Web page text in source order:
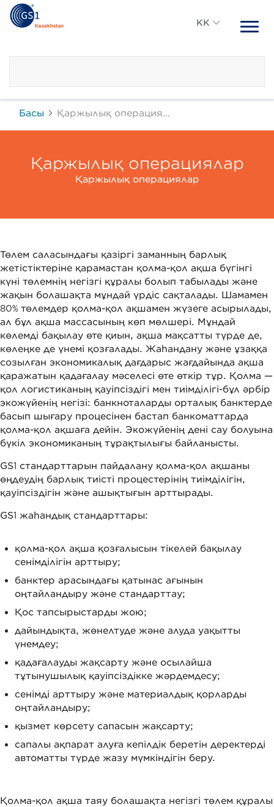
KK
Басы Қаржылық операциялар
Қаржылық операциялар
Қаржылық операциялар
Төлем саласындағы қазіргі заманның барлық
жетістіктеріне қарамастан қолма-қол ақша бүгінгі
күні төлемнің негізгі құралы болып табылады және
жақын болашақта мұндай үрдіс сақталады. Шамамен
80% төлемдер қолма-қол ақшамен жүзеге асырылады,
ал бұл ақша массасының көп мөлшері. Мұндай
көлемді бақылау өте қиын, ақша мақсатты түрде де,
көлеңке де үнемі қозғалады. Жаһандану және ұзаққа
созылған экономикалық дағдарыс жағдайында ақша
қаражатын қадағалау мәселесі өте өткір тұр. Қолма —
қол логистиканың қауіпсіздігі мен тиімділігі-бұл әрбір
экожүйенің негізі: банкноталарды орталық банктерде
басып шығару процесінен бастап банкоматтарда
қолма-қол ақшаға дейін. Экожүйенің дені сау болуына
бүкіл экономиканың тұрақтылығы байланысты.
GS1 стандарттарын пайдалану қолма-қол ақшаны
өңдеудің барлық тиісті процестерінің тиімділігін,
қауіпсіздігін және ашықтығын арттырады.
GS1 жаһандық стандарттары:
қолма-қол ақша қозғалысын тікелей бақылау
сенімділігін арттыру;
банктер арасындағы қатынас ағынын
оңтайландыру және стандарттау;
Қос тапсырыстарды жою;
дайындықта, жөнелтуде және алуда уақытты
үнемдеу;
қадағалауды жақсарту және осылайша
тұтынушылық қауіпсіздікке жәрдемдесу;
сенімді арттыру және материалдық қорларды
оңтайландыру;
қызмет көрсету сапасын жақсарту;
сапалы ақпарат алуға кепілдік беретін деректерді
автоматты түрде жазу мүмкіндігін беру.
Қолма-қол ақша таяу болашақта негізгі төлем құралы